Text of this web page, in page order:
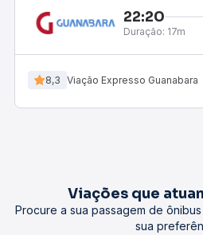
22:20
Duração: 17m
8,3 Viação Expresso Guanabara
Viações que
Procure a sua passagem de
sua